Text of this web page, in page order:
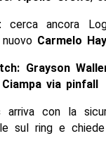
cerca ancora
Carmelo
Grayson
via pinfall
arriva con la
sul ring e